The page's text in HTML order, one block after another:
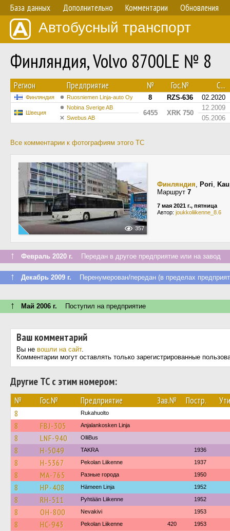
База данных Дополнительно Комментарии Обновления
Автобусный транспорт
Финляндия, Volvo 8700LE № 8
Регион Предприятие № Гос.№ С...
Финляндия Ruosniemen Linja-auto Oy 8 RZS-636 02.2020
Швеция
Nobina Sverige AB
6455 XRK 750
12.2009
Swebus AB 05.2006
Все комментарии к фотографиям этого ТС
357
Финляндия, Pori,
Маршрут 7
7 мая 2021 г., пятница
Автор: joukkoliikenne_8.6
↑ Февраль 2020 г. Передан в другое предприятие или на завод
↑ Декабрь 2009 г. Перенумерован/передан (в пределах
↑ Май 2006 г. Поступил на предприятие
Ваш комментарий
Вы не вошли на сайт.
Комментарии могут оставлять только зарегистрированные
Другие ТС с этим номером:
№ Гос.№ Предприятие Зав.№ Постр.
8 Rukahuolto
8 FBJ-305 Anjalankosken Linja
8 LNF-940 OlliBus
8 H-5049 TAKRA 1936
8 H-5367 Pekolan Liikenne 1937
8 MA-765 Разные города 1950
8 HP-408 Hämeen Linja 1952
8 RH-511 Pyhtään Liikenne 1952
8 OH-800 Nevakivi 1953
8 HC-943 Pekolan Liikenne 420 1953